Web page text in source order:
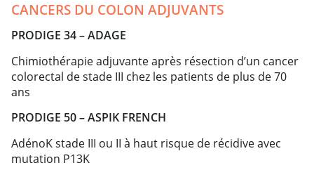
CANCERS DU COLON ADJUVANTS
PRODIGE 34 – ADAGE
Chimiothérapie adjuvante après résection d’un cancer
colorectal de stade III chez les patients de plus de 70
ans
PRODIGE 50 – ASPIK FRENCH
AdénoK stade III ou II à haut risque de récidive avec
mutation P13K